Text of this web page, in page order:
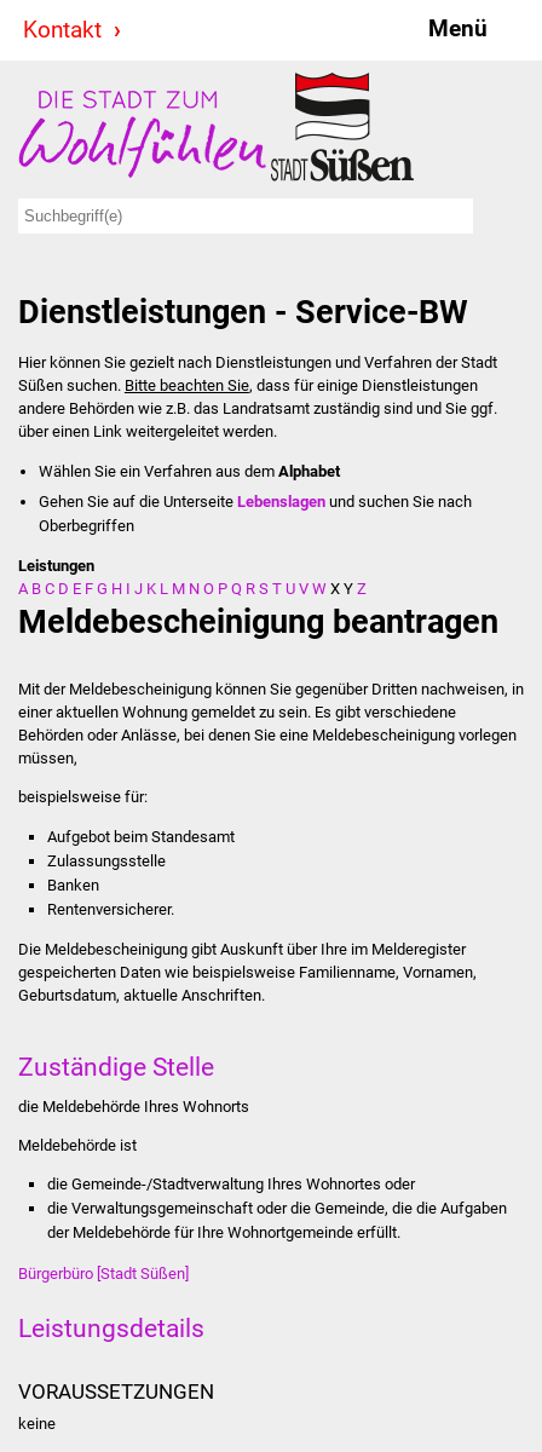
Kontakt Menü
Stadt & Politik
Bürgermeister
Ausschüsse
Ratsinformationssystem
Jugendbeirat
Summerrockfestival
Stadtverwaltung
Behördenwegweiser
Partnerstädte
Dienstleistungen - Service-BW
Hier können Sie gezielt nach Dienstleistungen und Verfahren der Stadt
Süßen suchen. Bitte beachten Sie, dass für einige Dienstleistungen
andere Behörden wie z.B. das Landratsamt zuständig sind und Sie ggf.
über einen Link weitergeleitet werden.
Wählen Sie ein Verfahren aus dem Alphabet
Gehen Sie auf die UnterseiteLebenslagen und suchen Sie nach
Oberbegriffen
Leistungen
A B C D E F G H I J K L M N O P Q R S T U V W X Y Z
Meldebescheinigung beantragen
Mit der Meldebescheinigung können Sie gegenüber Dritten nachweisen, in
einer aktuellen Wohnung gemeldet zu sein. Es gibt verschiedene
Behörden oder Anlässe, bei denen Sie eine Meldebescheinigung vorlegen
müssen,
beispielsweise für:
Aufgebot beim Standesamt
Zulassungsstelle
Banken
Rentenversicherer.
Die Meldebescheinigung gibt Auskunft über Ihre im Melderegister
gespeicherten Daten wie beispielsweise Familienname, Vornamen,
Geburtsdatum, aktuelle Anschriften.
Zuständige Stelle
die Meldebehörde Ihres Wohnorts
Meldebehörde ist
die Gemeinde-/Stadtverwaltung Ihres Wohnortes oder
die Verwaltungsgemeinschaft oder die Gemeinde, die die Aufgaben
der Meldebehörde für Ihre Wohnortgemeinde erfüllt.
Bürgerbüro [Stadt Süßen]
Leistungsdetails
VORAUSSETZUNGEN
keine